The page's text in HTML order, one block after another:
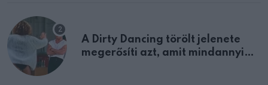
A Dirty Dancing törölt jelenete
megerősíti azt, amit mindannyian